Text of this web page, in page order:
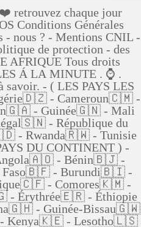
retrouvez chaque jour
Conditions Générales
nous ? - Mentions CNIL -
de protection - des
AFRIQUE Tous droits
Á LA MINUTE . ⌚ .
savoir. - ( LES PAYS LES
- Cameroun🇨🇲 -
- Guinée🇬🇳 - Mali
- République du
- Rwanda🇷🇼 - Tunisie
DU CONTINENT ) -
- Bénin🇧🇯 -
Faso🇧🇫 - Burundi🇧🇮 -
- Comores🇰🇲 -
Érythrée🇪🇷 - Éthiopie
- Guinée-Bissau🇬🇼
- Kenya🇰🇪 - Lesotho🇱🇸